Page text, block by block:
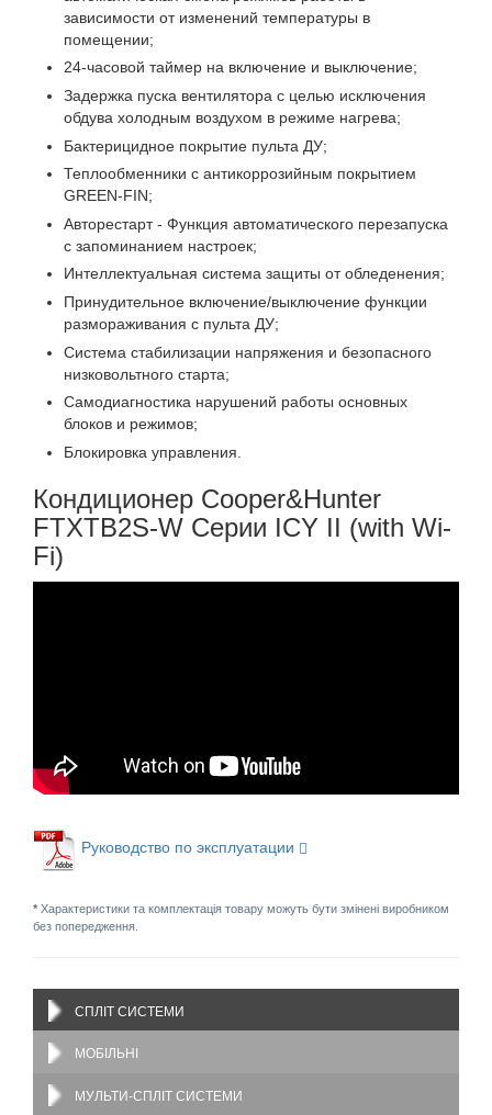
зависимости от изменений температуры в
помещении;
24-часовой таймер на включение и выключение;
Задержка пуска вентилятора с целью исключения
обдува холодным воздухом в режиме нагрева;
Бактерицидное покрытие пульта ДУ;
Теплообменники с антикоррозийным покрытием
GREEN-FIN;
Авторестарт - Функция автоматического перезапуска
с запоминанием настроек;
Интеллектуальная система защиты от обледенения;
Принудительное включение/выключение функции
размораживания с пульта ДУ;
Система стабилизации напряжения и безопасного
низковольтного старта;
Самодиагностика нарушений работы основных
блоков и режимов;
Блокировка управления.
Кондиционер Cooper&Hunter
FTXTB2S-W Серии ICY II (with Wi-
Fi)
Руководство по эксплуатации
* Характеристики та комплектація товару можуть бути змінені виробником
без попередження.
СПЛІТ СИСТЕМИ
МОБІЛЬНІ
МУЛЬТИ-СПЛІТ СИСТЕМИ